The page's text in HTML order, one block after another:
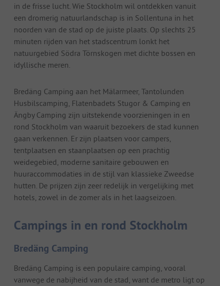
in de frisse lucht. Wie Stockholm wil ontdekken vanuit
een dromerig natuurlandschap is in Sollentuna in het
noorden van de stad op de juiste plaats. Op slechts 25
minuten rijden van het stadscentrum lonkt het
natuurgebied Södra Törnskogen met dichte bossen en
idyllische meren.
Bredäng Camping aan het Mälarmeer, Tantolunden
Husbilscamping, Flatenbadets Stugor & Camping en
Ängby Camping zijn uitstekende voorzieningen in en
rond Stockholm van waaruit bezoekers de stad kunnen
gaan verkennen. Er zijn plaatsen voor campers,
tentplaatsen en staanplaatsen op een prachtig
weidegebied, moderne sanitaire gebouwen en
huuraccommodaties in de stijl van klassieke Zweedse
hutten. De prijzen zijn zeer redelijk in vergelijking met
hotels, zowel in de zomer als in het laagseizoen.
Campings in en rond Stockholm
Bredäng Camping
Bredäng Camping is een populaire camping, vooral
vanwege de nabijheid van de stad, want de metro ligt op